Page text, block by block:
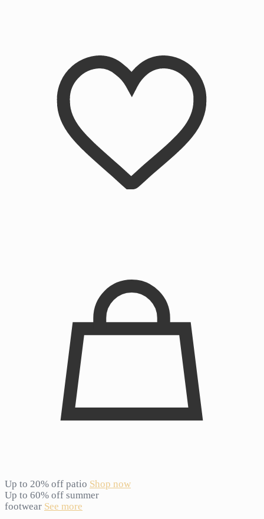
Up to 20% off patio Shop now
Up to 60% off summer
footwear See more